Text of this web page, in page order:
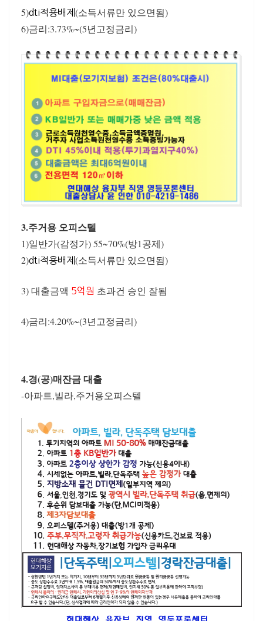
5)dti적용배제 (소득서류만 있으면됨)
6)금리:3.73%~(5년고정금리)
3.주거용 오피스텔
1)일반가(감정가) 55~70%(방1공제)
2)dti적용배제 (소득서류만 있으면됨)
3) 대출금액 5억원 초과건 승인 잘됨
4)금리:4.20%~(3년고정금리)
4.경(공)매잔금 대출
-아파트,빌라,주거용오피스텔